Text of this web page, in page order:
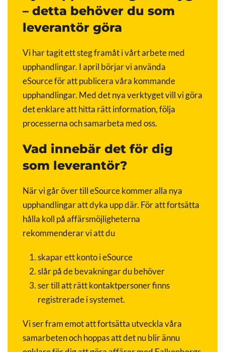
– detta behöver du som
leverantör göra
Vi har tagit ett steg framåt i vårt arbete med
upphandlingar. I april börjar vi använda
eSource för att publicera våra kommande
upphandlingar. Med det nya verktyget vill vi göra
det enklare att hitta rätt information, följa
processerna och samarbeta med oss.
Vad innebär det för dig
som leverantör?
När vi går över till eSource kommer alla nya
upphandlingar att dyka upp där. För att fortsätta
hålla koll på affärsmöjligheterna
rekommenderar vi att du
skapar ett konto i eSource
slår på de bevakningar du behöver
ser till att rätt kontaktpersoner finns
registrerade i systemet.
Vi ser fram emot att fortsätta utveckla våra
samarbeten och hoppas att det nu blir ännu